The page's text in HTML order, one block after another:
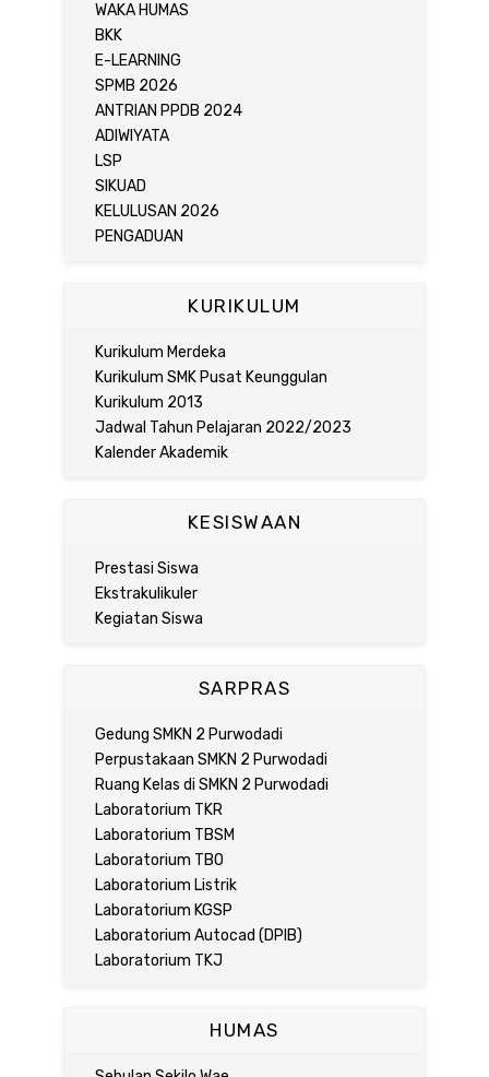
WAKA HUMAS
BKK
E-LEARNING
SPMB 2026
ANTRIAN PPDB 2024
ADIWIYATA
LSP
SIKUAD
KELULUSAN 2026
PENGADUAN
KURIKULUM
Kurikulum Merdeka
Kurikulum SMK Pusat Keunggulan
Kurikulum 2013
Jadwal Tahun Pelajaran 2022/2023
Kalender Akademik
KESISWAAN
Prestasi Siswa
Ekstrakulikuler
Kegiatan Siswa
SARPRAS
Gedung SMKN 2 Purwodadi
Perpustakaan SMKN 2 Purwodadi
Ruang Kelas di SMKN 2 Purwodadi
Laboratorium TKR
Laboratorium TBSM
Laboratorium TBO
Laboratorium Listrik
Laboratorium KGSP
Laboratorium Autocad (DPIB)
Laboratorium TKJ
HUMAS